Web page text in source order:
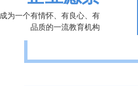
成为一个有情怀、有良心、有
品质的一流教育机构